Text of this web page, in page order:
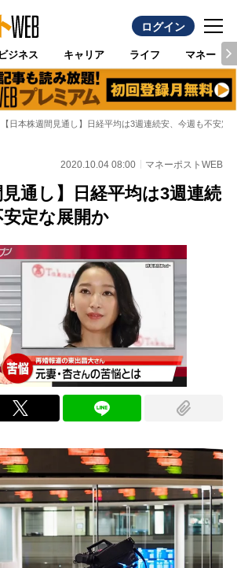
ログイン
ビジネス キャリア ライフ マネー
【日本株週間見通し】日経平均は3週連続安、今週も不安定
2020.10.04 08:00 マネーポストWEB
見通し】日経平均は3週連続
定な展開か